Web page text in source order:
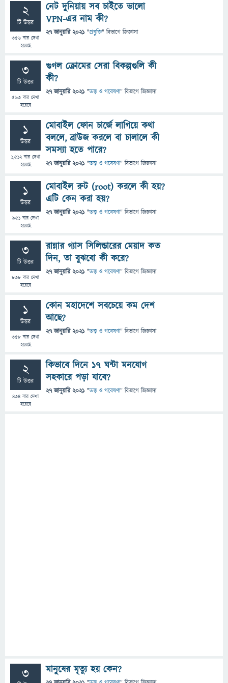
2
টি উত্তর
356 বার দেখা
হয়েছে
নেট দুনিয়ায় সব চাইতে ভালো
VPN-এর নাম কী?
27 জানুয়ারি 2021 "প্রযুক্তি" বিভাগে জিজ্ঞাসা
3
টি উত্তর
563 বার দেখা
হয়েছে
গুগল ক্রোমের সেরা বিকল্পগুলি কী
কী?
27 জানুয়ারি 2021 "তত্ত্ব ও গবেষণা" বিভাগে জিজ্ঞাসা
1
উত্তর
1,512বার দেখা
হয়েছে
মোবাইল ফোন চার্জে লাগিয়ে কথা
বললে, ব্রাউজ করলে বা চালালে কী
সমস্যা হতে পারে?
27 জানুয়ারি 2021 "তত্ত্ব ও গবেষণা" বিভাগে জিজ্ঞাসা
1
উত্তর
951 বার দেখা
হয়েছে
মোবাইল রুট (root) করলে কী হয়?
এটি কেন করা হয়?
27 জানুয়ারি 2021 "তত্ত্ব ও গবেষণা" বিভাগে জিজ্ঞাসা
3
টি উত্তর
838 বার দেখা
হয়েছে
রান্নার গ্যাস সিলিন্ডারের মেয়াদ কত
দিন, তা বুঝবো কী করে?
27 জানুয়ারি 2021 "তত্ত্ব ও গবেষণা" বিভাগে জিজ্ঞাসা
1
উত্তর
358 বার দেখা
হয়েছে
কোন মহাদেশে সবচেয়ে কম দেশ
আছে?
27 জানুয়ারি 2021 "তত্ত্ব ও গবেষণা" বিভাগে জিজ্ঞাসা
2
টি উত্তর
434 বার দেখা
হয়েছে
কিভাবে দিনে ১৭ ঘন্টা মনযোগ
সহকারে পড়া যাবে?
27 জানুয়ারি 2021 "তত্ত্ব ও গবেষণা" বিভাগে জিজ্ঞাসা
3 মানুষের মৃত্যু হয় কেন?